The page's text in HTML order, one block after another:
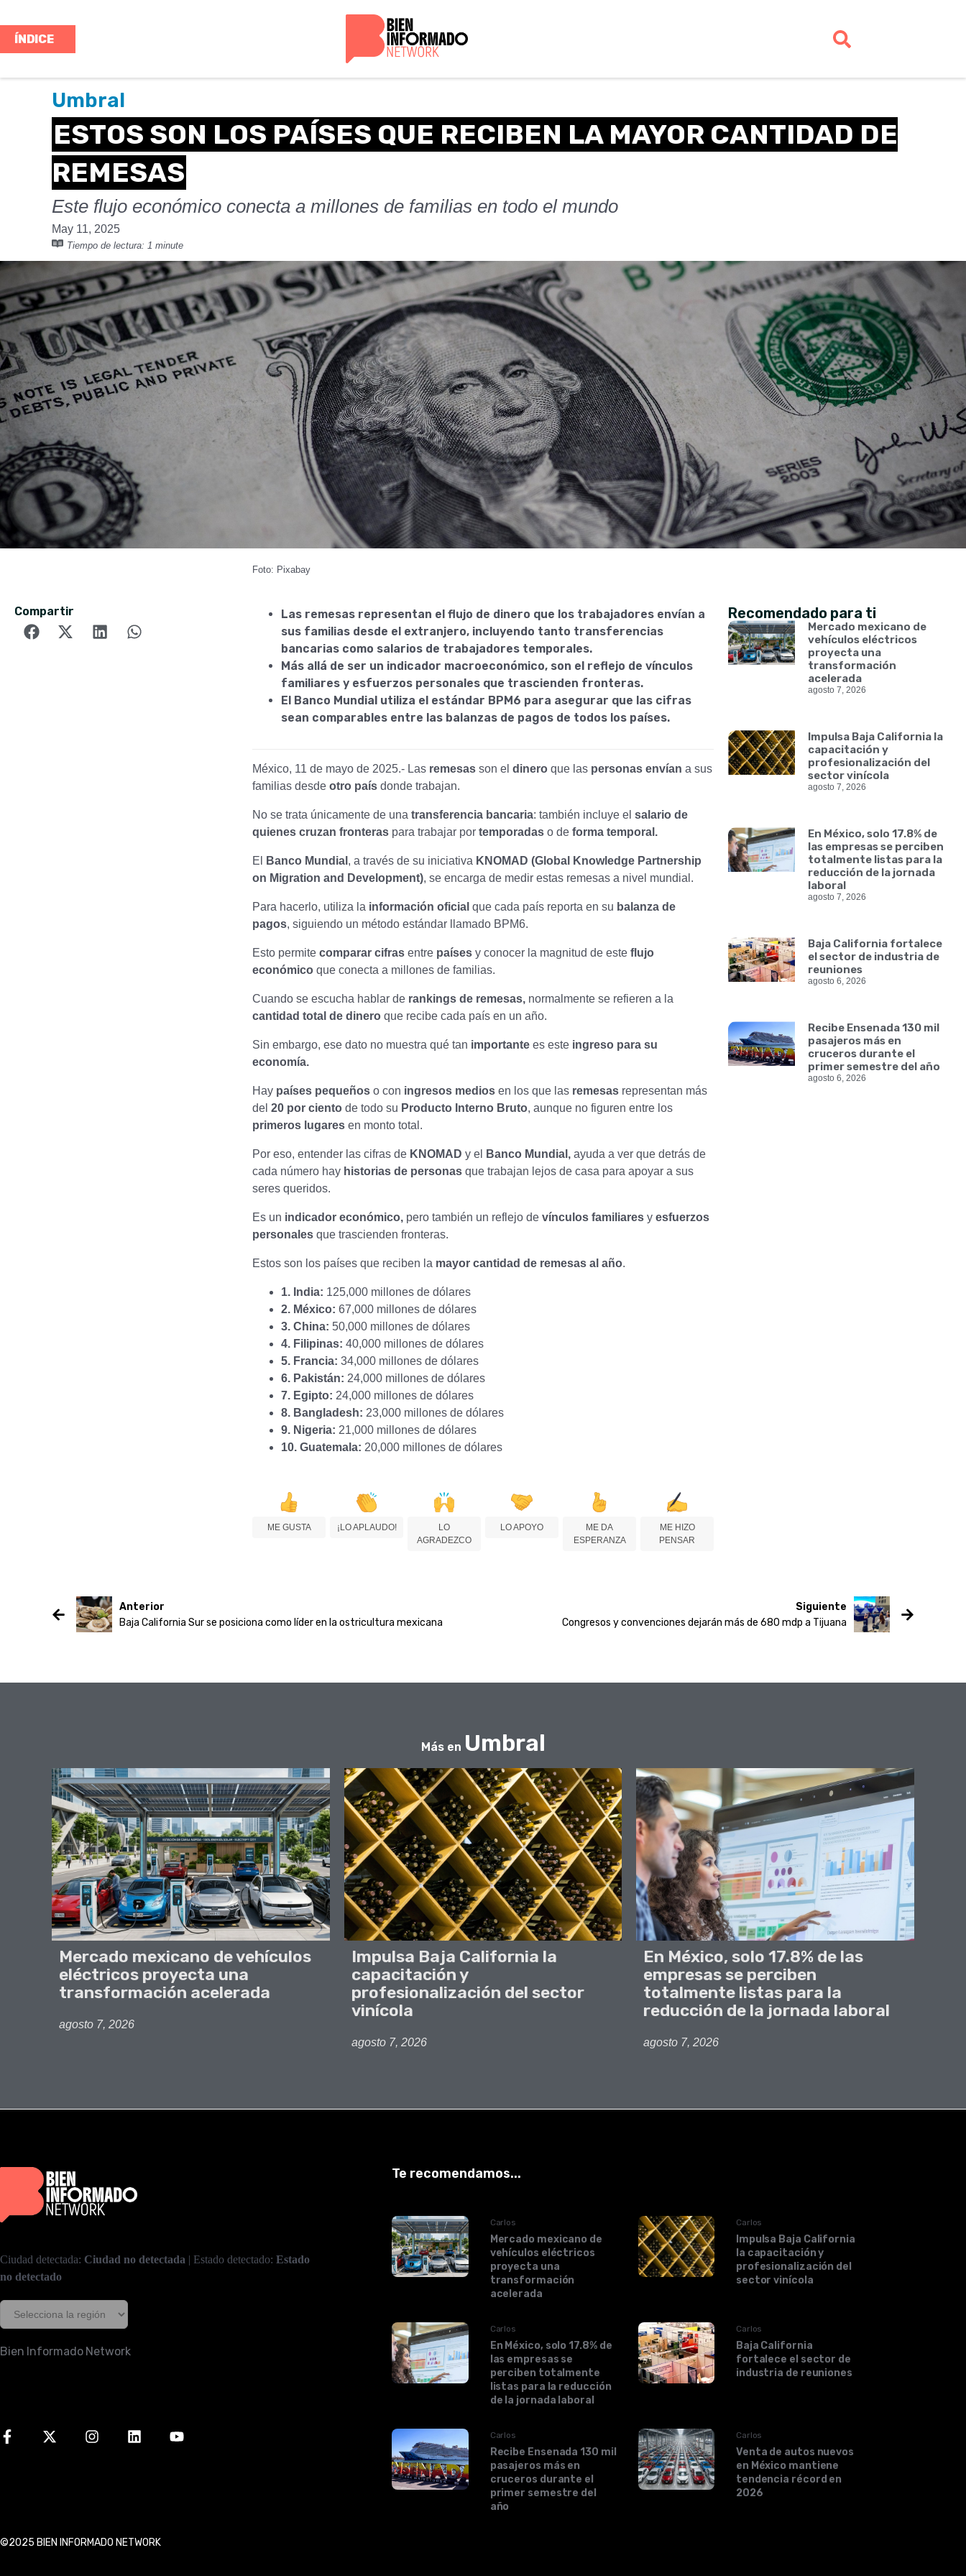
ÍNDICE
Umbral
ESTOS SON LOS PAÍSES QUE RECIBEN LA MAYOR CANTIDAD DE
REMESAS
Este flujo económico conecta a millones de familias en todo el mundo
May 11, 2025
Tiempo de lectura: 1 minute
Foto: Pixabay
Compartir
Las remesas representan el flujo de dinero que los trabajadores envían a
sus familias desde el extranjero, incluyendo tanto transferencias
bancarias como salarios de trabajadores temporales.
Más allá de ser un indicador macroeconómico, son el reflejo de vínculos
familiares y esfuerzos personales que trascienden fronteras.
El Banco Mundial utiliza el estándar BPM6 para asegurar que las cifras
sean comparables entre las balanzas de pagos de todos los países.
México, 11 de mayo de 2025.- Las remesas son el dinero que las personas envían a sus
familias desde otro país donde trabajan.
No se trata únicamente de una transferencia bancaria: también incluye el salario de
quienes cruzan fronteras para trabajar por temporadas o de forma temporal.
El Banco Mundial , a través de su iniciativa KNOMAD (Global Knowledge Partnership
on Migration and Development), se encarga de medir estas remesas a nivel mundial.
Para hacerlo, utiliza la información oficial que cada país reporta en su balanza de
pagos, siguiendo un método estándar llamado BPM6.
Esto permite comparar cifras entre países y conocer la magnitud de este flujo
económico que conecta a millones de familias.
Cuando se escucha hablar de rankings de remesas, normalmente se refieren a la
cantidad total de dinero que recibe cada país en un año.
Sin embargo, ese dato no muestra qué tan importante es este ingreso para su
economía.
Hay países pequeños o con ingresos medios en los que las remesas representan más
del 20 por ciento de todo su Producto Interno Bruto, aunque no figuren entre los
primeros lugares en monto total.
Por eso, entender las cifras de KNOMAD y el Banco Mundial, ayuda a ver que detrás de
cada número hay historias de personas que trabajan lejos de casa para apoyar a sus
seres queridos.
Es un indicador económico, pero también un reflejo de vínculos familiares y esfuerzos
personales que trascienden fronteras.
Estos son los países que reciben la mayor cantidad de remesas al año.
1. India: 125,000 millones de dólares
2. México: 67,000 millones de dólares
3. China: 50,000 millones de dólares
4. Filipinas: 40,000 millones de dólares
5. Francia: 34,000 millones de dólares
6. Pakistán: 24,000 millones de dólares
7. Egipto: 24,000 millones de dólares
8. Bangladesh: 23,000 millones de dólares
9. Nigeria: 21,000 millones de dólares
10. Guatemala: 20,000 millones de dólares
ME GUSTA ¡LO APLAUDO!
LO
AGRADEZCO
LO APOYO
ME DA
ESPERANZA
ME HIZO
PENSAR
Recomendado para ti
Mercado mexicano de
vehículos eléctricos
proyecta una
transformación
acelerada
agosto 7, 2026
Impulsa Baja California la
capacitación y
profesionalización del
sector vinícola
agosto 7, 2026
En México, solo 17.8% de
las empresas se perciben
totalmente listas para la
reducción de la jornada
laboral
agosto 7, 2026
Baja California fortalece
el sector de industria de
reuniones
agosto 6, 2026
Recibe Ensenada 130 mil
pasajeros más en
cruceros durante el
primer semestre del año
agosto 6, 2026
Anterior
Baja California Sur se posiciona como líder en la ostricultura mexicana
Siguiente
Congresos y convenciones dejarán más de 680 mdp a Tijuana
Más en Umbral
Mercado mexicano de vehículos
eléctricos proyecta una
transformación acelerada
agosto 7, 2026
Impulsa Baja California la
capacitación y
profesionalización del sector
vinícola
agosto 7, 2026
En México, solo 17.8% de las
empresas se perciben
totalmente listas para la
reducción de la jornada laboral
agosto 7, 2026
Ciudad detectada: Ciudad no detectada | Estado detectado: Estado
no detectado
Bien Informado Network
©2025 BIEN INFORMADO NETWORK
Te recomendamos...
Carlos
Mercado mexicano de
vehículos eléctricos
proyecta una
transformación
acelerada
Carlos
Impulsa Baja California
la capacitación y
profesionalización del
sector vinícola
Carlos
En México, solo 17.8% de
las empresas se
perciben totalmente
listas para la reducción
de la jornada laboral
Carlos
Baja California
fortalece el sector de
industria de reuniones
Carlos
Recibe Ensenada 130 mil
pasajeros más en
cruceros durante el
primer semestre del
año
Carlos
Venta de autos nuevos
en México mantiene
tendencia récord en
2026